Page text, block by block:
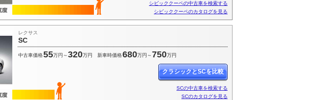
シビッククーペの中古車を検索する
シビッククーペのカタログを見る
SC
レクサス
中古車価格55万円～320万円 新車時価格680万円～750万円
クラシックとSCを比較
SCの中古車を検索する
SCのカタログを見る